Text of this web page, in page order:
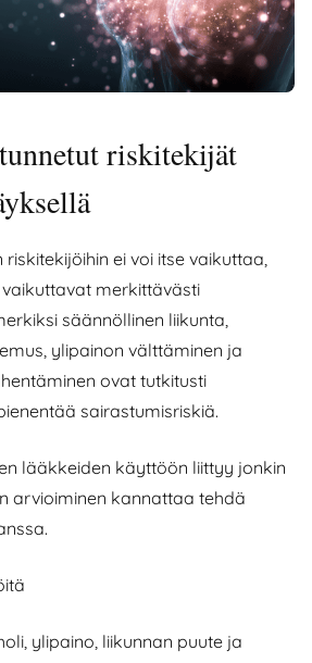
riskitekijät
ei voi itse vaikuttaa,
merkittävästi
säännöllinen liikunta,
ylipainon välttäminen ja
ovat tutkitusti
sairastumisriskiä.
lääkkeiden käyttöön liittyy jonkin
arvioiminen kannattaa tehdä
ylipaino, liikunnan puute ja